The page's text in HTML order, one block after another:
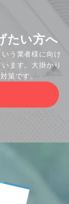
たい方へ
う業者様に向け
ます。大掛かり
策です。